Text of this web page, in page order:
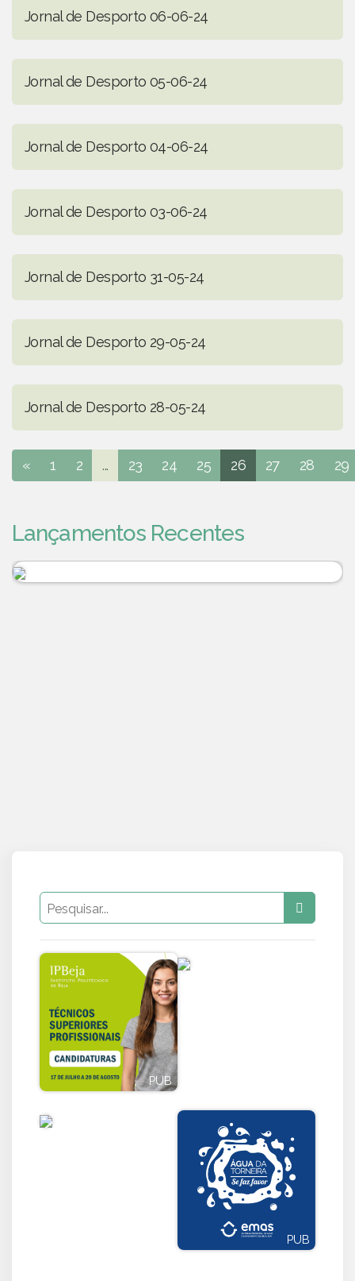
Jornal de Desporto 06-06-24
Jornal de Desporto 05-06-24
Jornal de Desporto 04-06-24
Jornal de Desporto 03-06-24
Jornal de Desporto 31-05-24
Jornal de Desporto 29-05-24
Jornal de Desporto 28-05-24
« 1 2 ... 23 24 25 26 27 28 29
Lançamentos Recentes
PUB
PUB